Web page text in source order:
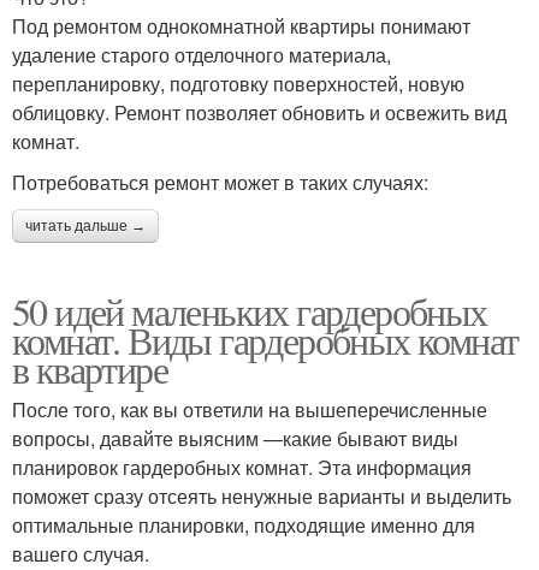
Под ремонтом однокомнатной квартиры понимают
удаление старого отделочного материала,
перепланировку, подготовку поверхностей, новую
облицовку. Ремонт позволяет обновить и освежить вид
комнат.
Потребоваться ремонт может в таких случаях:
читать дальше →
50 идей маленьких гардеробных
комнат. Виды гардеробных комнат
в квартире
После того, как вы ответили на вышеперечисленные
вопросы, давайте выясним —какие бывают виды
планировок гардеробных комнат. Эта информация
поможет сразу отсеять ненужные варианты и выделить
оптимальные планировки, подходящие именно для
вашего случая.